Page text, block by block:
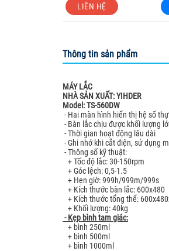
LIÊN HỆ
Thông tin sản phẩm
MÁY LẮC
NHÀ SẢN XUẤT: YIHDER
Model: TS-560DW
- Hai màn hình hiển thị hệ số
- Bàn lắc chịu được khối lượng
- Thời gian hoạt động lâu dài
- Ghi nhớ khi cắt điện, sử dụng
- Thông số kỹ thuật:
+ Tốc độ lắc: 30-150rpm
+ Góc lệch: 0,5-1.5
+ Hẹn giờ: 999h/999m/999s
+ Kích thước bàn lắc: 600x480
+ Kích thước tổng thể:
+ Khối lượng: 40kg
- Kẹp bình tam giác:
+ bình 250ml
+ bình 500ml
+ bình 1000ml